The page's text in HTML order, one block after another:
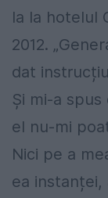
la la hotelul
2012.
dat
Și mi-a
el nu-mi
Nici pe a
ea instanței,